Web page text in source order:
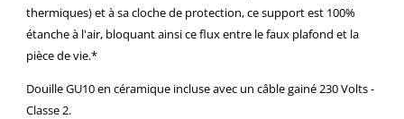
thermiques) et à sa cloche de protection, ce support est 100%
étanche à l'air, bloquant ainsi ce flux entre le faux plafond et la
pièce de vie.*
Douille GU10 en céramique incluse avec un câble gainé 230 Volts -
Classe 2.